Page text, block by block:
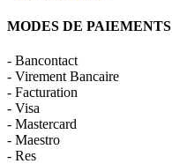
MODES DE PAIEMENTS
- Bancontact
- Virement Bancaire
- Facturation
- Visa
- Mastercard
- Maestro
- Res